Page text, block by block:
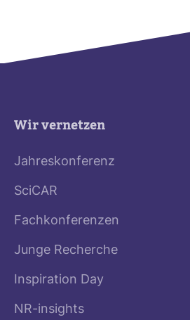
Wir vernetzen
Jahreskonferenz
SciCAR
Fachkonferenzen
Junge Recherche
Inspiration Day
NR-insights